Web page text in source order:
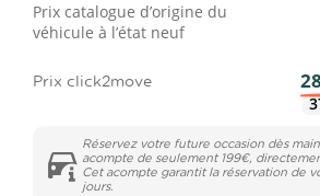
Prix catalogue d’origine du
véhicule à l’état neuf
Prix click2move
Réservez votre future occasion dès
acompte de seulement 199€,
Cet acompte garantit la réservation de
jours.